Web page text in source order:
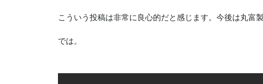
こういう投稿は非常に良心的だと感じます。今後は丸富
では。